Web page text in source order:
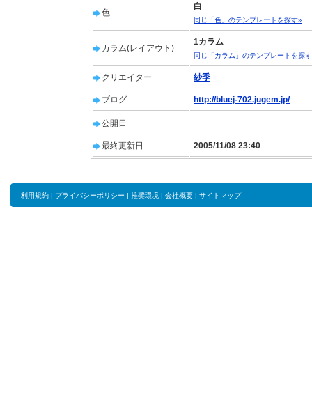
色
白
同じ「色」のテンプレートを探す»
カラム(レイアウト)
1カラム
同じ「カラム」のテンプレートを探
クリエイター 紗季
ブログ http://bluej-702.jugem.jp/
公開日
最終更新日 2005/11/08 23:40
利用規約 | プライバシーポリシー | 推奨環境 | 会社概要 | サイトマップ